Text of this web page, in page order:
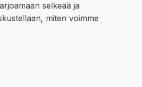
selkeää ja
miten voimme